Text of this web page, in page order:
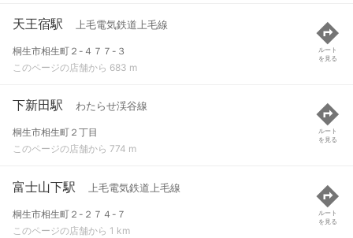
天王宿駅 上毛電気鉄道上毛線
桐生市相生町２-４７７-３
このページの店舗から 683 m
ルート
を見る
下新田駅 わたらせ渓谷線
桐生市相生町２丁目
このページの店舗から 774 m
ルート
を見る
富士山下駅 上毛電気鉄道上毛線
桐生市相生町２-２７４-７
このページの店舗から 1 km
ルート
を見る